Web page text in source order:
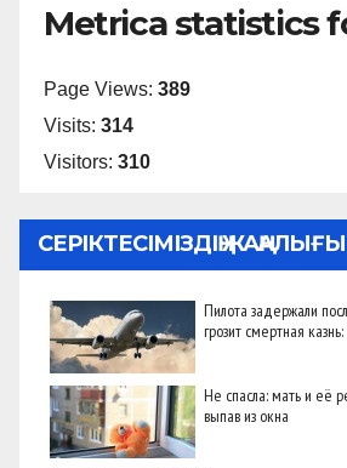
Metrica statistics
Page Views: 389
Visits: 314
Visitors: 310
СЕРІКТЕСІМІЗДІҢ ЖАҢАЛЫҒЫ
Пилота задержали
грозит смертная
Не спасла: мать и её
выпав из окна